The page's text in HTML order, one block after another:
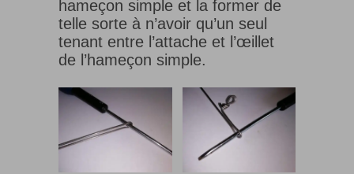
hameçon simple et la former de
telle sorte à n’avoir qu’un seul
tenant entre l’attache et l’œillet
de l’hameçon simple.